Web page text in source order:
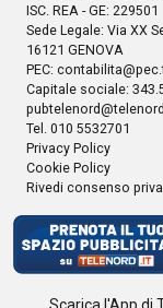
ISC. REA - GE: 229501
Sede Legale: Via XX
16121 GENOVA
PEC:
Capitale sociale:
Tel. 010 5532701
Privacy Policy
Cookie Policy
Rivedi consenso